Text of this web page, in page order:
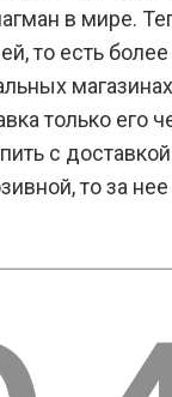
в мире.
то есть
только его
с
то за